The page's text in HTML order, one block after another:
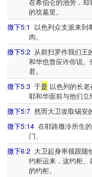
在希伯仑的池旁．
的坟墓里。
撒下5:1 以色列众支派来到
肉。
撒下5:2 从前扫罗作我们王
和华也曾应许你说
君。
撒下5:3 于是 以色列的长
耶和华面前与他们立
撒下5:7 然而大卫攻取锡安
撒下5:14 在耶路撒冷所生的
门、
撒下6:2 大卫起身率领跟
约柜运来．这约柜、
的约柜。